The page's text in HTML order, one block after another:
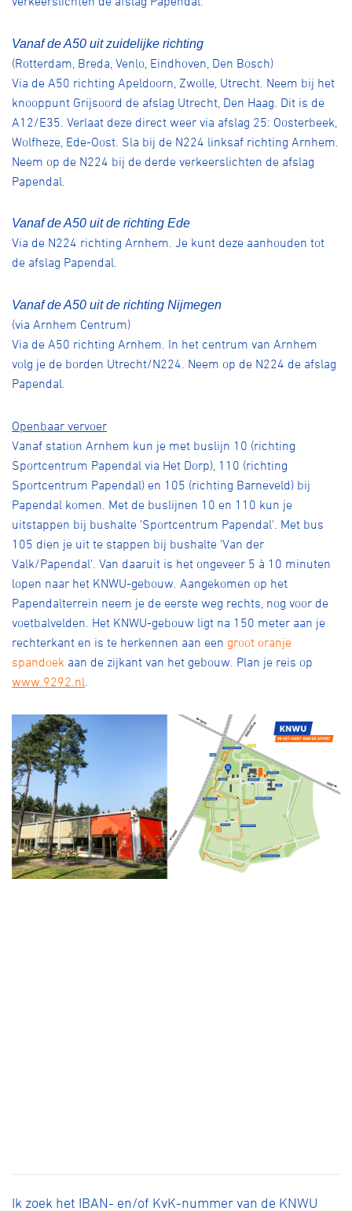
Vanaf de A50 uit zuidelijke richting
(Rotterdam, Breda, Venlo, Eindhoven, Den Bosch)
Via de A50 richting Apeldoorn, Zwolle, Utrecht. Neem bij het
knooppunt Grijsoord de afslag Utrecht, Den Haag. Dit is de
A12/E35. Verlaat deze direct weer via afslag 25: Oosterbeek,
Wolfheze, Ede-Oost. Sla bij de N224 linksaf richting Arnhem.
Neem op de N224 bij de derde verkeerslichten de afslag
Papendal.
Vanaf de A50 uit de richting Ede
Via de N224 richting Arnhem. Je kunt deze aanhouden tot
de afslag Papendal.
Vanaf de A50 uit de richting Nijmegen
(via Arnhem Centrum)
Via de A50 richting Arnhem. In het centrum van Arnhem
volg je de borden Utrecht/N224. Neem op de N224 de afslag
Papendal.
Openbaar vervoer
Vanaf station Arnhem kun je met buslijn 10 (richting
Sportcentrum Papendal via Het Dorp), 110 (richting
Sportcentrum Papendal) en 105 (richting Barneveld) bij
Papendal komen. Met de buslijnen 10 en 110 kun je
uitstappen bij bushalte 'Sportcentrum Papendal'. Met bus
105 dien je uit te stappen bij bushalte 'Van der
Valk/Papendal'. Van daaruit is het ongeveer 5 à 10 minuten
lopen naar het KNWU-gebouw. Aangekomen op het
Papendalterrein neem je de eerste weg rechts, nog voor de
voetbalvelden. Het KNWU-gebouw ligt na 150 meter aan je
rechterkant en is te herkennen aan een groot oranje
spandoek aan de zijkant van het gebouw. Plan je reis op
www.9292.nl
Ik zoek het IBAN- en/of KvK-nummer van de KNWU